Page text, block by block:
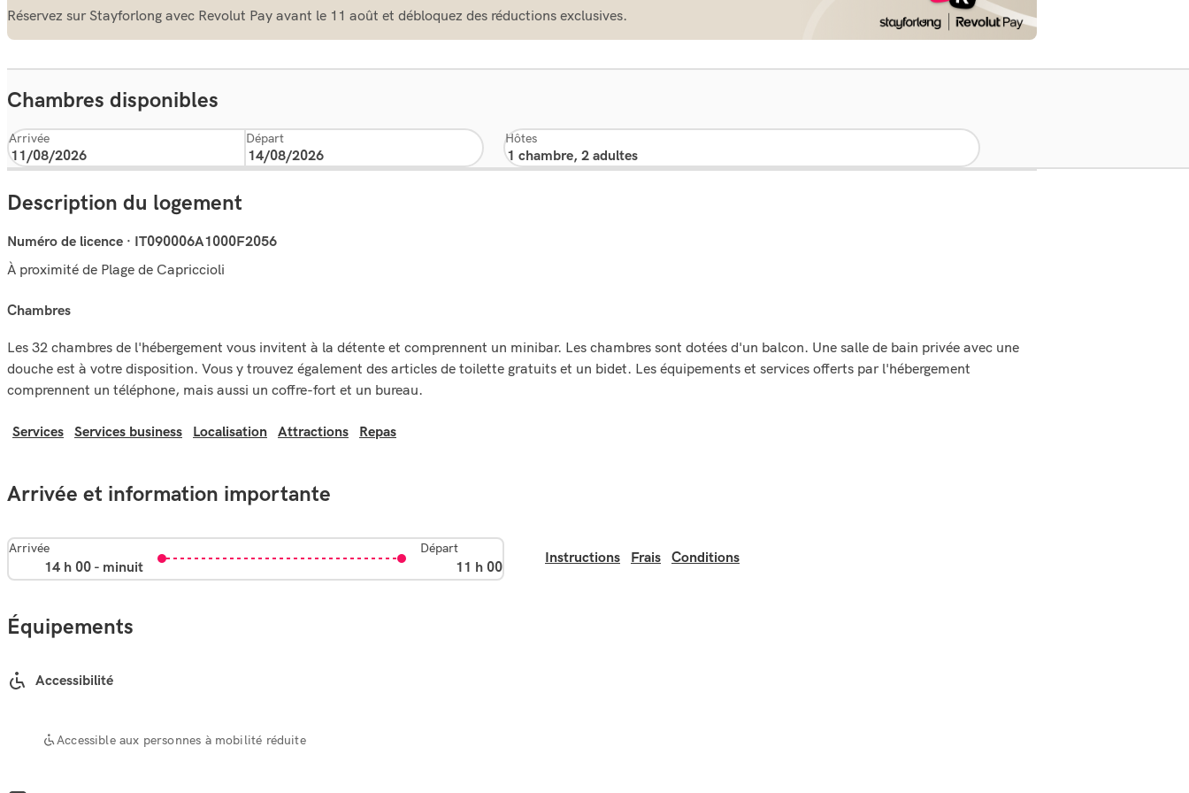
Réservez sur Stayforlong avec Revolut Pay avant le 11 août et débloquez des réductions exclusives.
Chambres disponibles
Arrivée Départ Hôtes
Description du logement
Numéro de licence · IT090006A1000F2056
À proximité de Plage de Capriccioli
chambres
Les 32 chambres de l'hébergement vous invitent à la détente et comprennent un minibar. Les chambres sont dotées d'un balcon. Une salle de bain privée avec une
douche est à votre disposition. Vous y trouvez également des articles de toilette gratuits et un bidet. Les équipements et services offerts par l'hébergement
comprennent un téléphone, mais aussi un coffre-fort et un bureau.
Services Services business Localisation Attractions Repas
Arrivée et information importante
Arrivée
14 h 00 - minuit
Départ
11 h 00
Instructions Frais Conditions
Équipements
Accessibilité
Accessible aux personnes à mobilité réduite